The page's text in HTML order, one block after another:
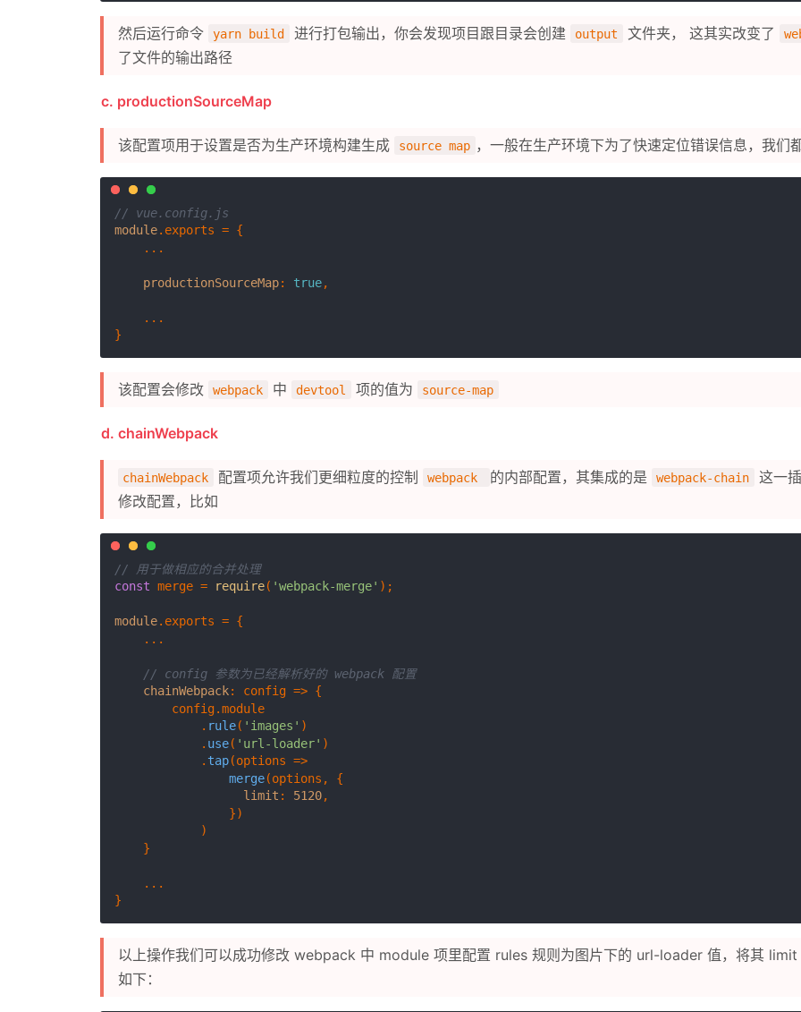
然后运行命令 yarn build 进行打包输出，你会发现项目跟目录会创建 output 文件夹， 这其实改变了
了文件的输出路径
c. productionSourceMap
该配置项用于设置是否为生产环境构建生成 source map ，一般在生产环境下为了快速定位错误信息，我们
// vue.config.js
module. exports = {
productionSourceMap: true
该配置会修改 webpack 中 devtool 项的值为 source-map
d. chainWebpack
chainWebpack 配置项允许我们更细粒度的控制 webpack 的内部配置，其集成的是 webpack-chain
这一
修改配置，比如
// 用于做相应的合并处理
const merge = require( 'webpack-merge' );
module. exports = {
// config 参数为已经解析好的 webpack 配置
chainWebpack: config => {
        config.
module
            .
rule( 'images' )
use( 'url-loader' )
            .
tap(options =>
merge(options, {
limit : 5120,
                })
            )
    }
以上操作我们可以成功修改 webpack 中 module 项里配置 rules 规则为图片下的 url-loader 值，将其
如下：